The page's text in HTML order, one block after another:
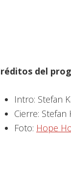
del
Intro: Stefan
Cierre: Stefan
Foto: Hope